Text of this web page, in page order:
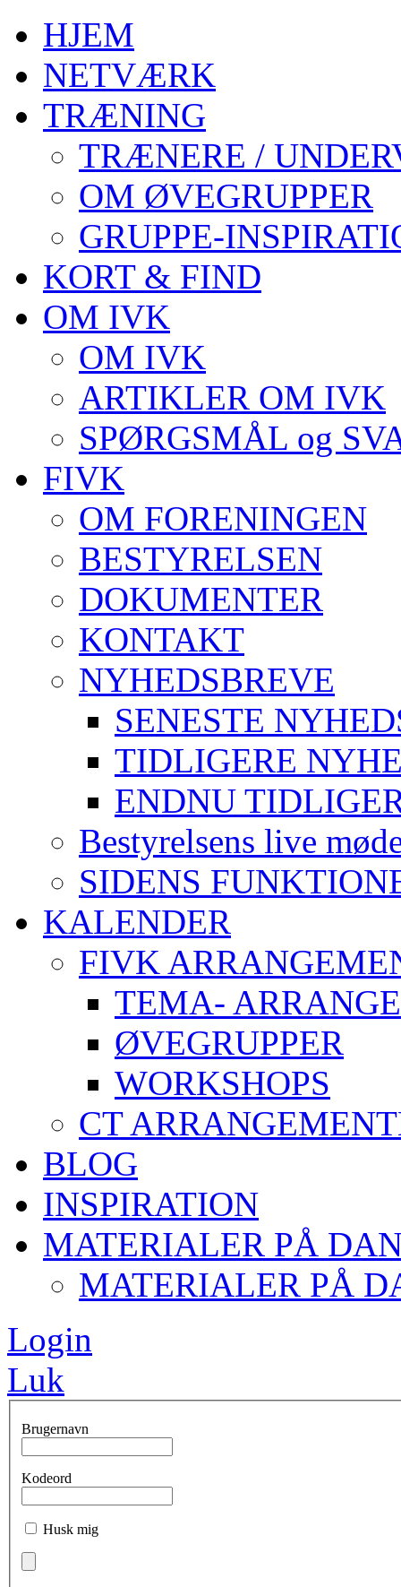
HJEM
NETVÆRK
TRÆNING
TRÆNERE /
OM ØVEGRUPPER
GRUPPE-
KORT & FIND
OM IVK
OM IVK
ARTIKLER OM IVK
SPØRGSMÅL og
FIVK
OM FORENINGEN
BESTYRELSEN
DOKUMENTER
KONTAKT
NYHEDSBREVE
SENESTE
TIDLIGERE
ENDNU
Bestyrelsens live
SIDENS
KALENDER
FIVK
TEMA-
ØVEGRUPPER
WORKSHOPS
CT
BLOG
INSPIRATION
MATERIALER PÅ
MATERIALER PÅ
Login
Luk
Brugernavn
Kodeord
Husk mig